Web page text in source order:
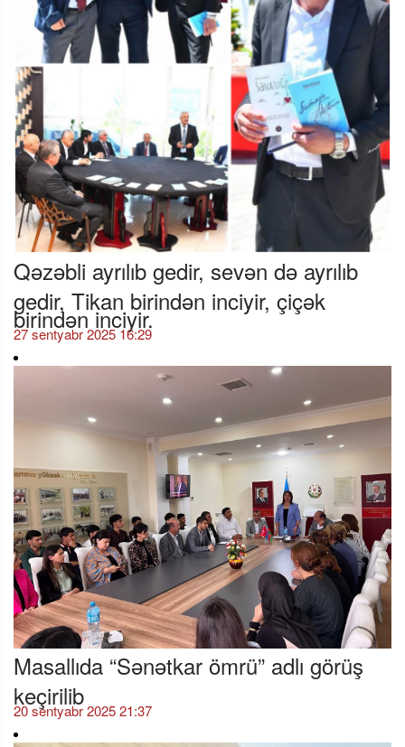
Qəzəbli ayrılıb gedir, sevən də ayrılıb
gedir, Tikan birindən inciyir, çiçək
birindən inciyir.
27 sentyabr 2025 16:29
Masallıda “Sənətkar ömrü” adlı görüş
keçirilib
20 sentyabr 2025 21:37